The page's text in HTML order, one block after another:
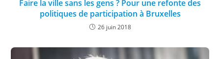
Faire la ville sans les gens ? Pour une refonte des
politiques de participation à Bruxelles
26 juin 2018